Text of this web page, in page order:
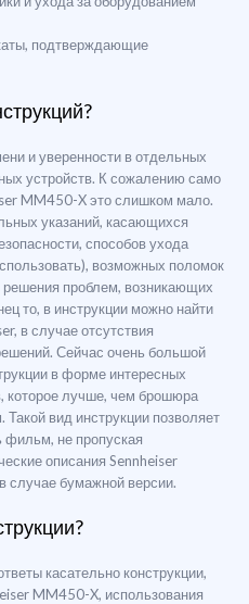
подтверждающие
и уверенности в отдельных
устройств. К сожалению само
MM450-X это слишком мало.
указаний, касающихся
способов ухода
возможных поломок
проблем, возникающих
то, в инструкции можно найти
в случае отсутствия
Сейчас очень большой
в форме интересных
которое лучше, чем брошюра
вид инструкции позволяет
фильм, не пропуская
описания Sennheiser
случае бумажной версии.
касательно конструкции,
MM450-X, использования